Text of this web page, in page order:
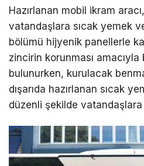
Hazırlanan mobil ikram
vatandaşlara sıcak yemek
bölümü hijyenik panellerle
zincirin korunması amacıyla
bulunurken, kurulacak
dışarıda hazırlanan sıcak
düzenli şekilde